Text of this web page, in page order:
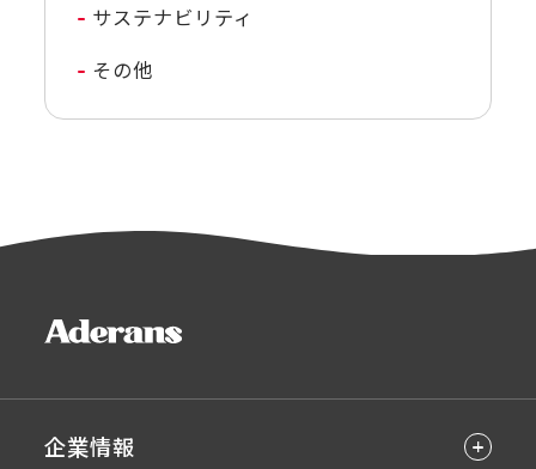
サステナビリティ
その他
企業情報